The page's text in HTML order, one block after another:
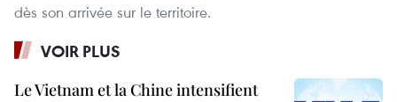
dès son arrivée sur le territoire.
VOIR PLUS
Le Vietnam et la Chine intensifient